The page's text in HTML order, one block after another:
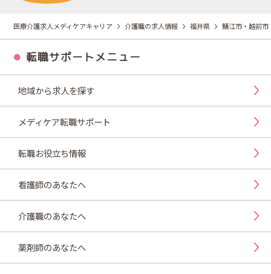
医療介護求人メディケアキャリア 介護職の求人情報 福井県 鯖江市・越前
転職サポートメニュー
地域から求人を探す
メディケア転職サポート
転職お役立ち情報
看護師のあなたへ
介護職のあなたへ
薬剤師のあなたへ